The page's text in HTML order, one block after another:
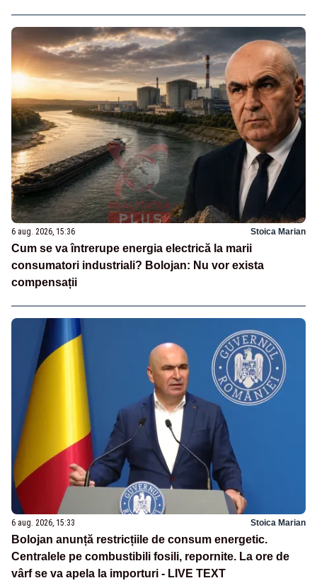
6 aug. 2026, 15:36 Stoica Marian
Cum se va întrerupe energia electrică la marii
consumatori industriali? Bolojan: Nu vor exista
compensații
6 aug. 2026, 15:33 Stoica Marian
Bolojan anunță restricțiile de consum energetic.
Centralele pe combustibili fosili, repornite. La ore de
vârf se va apela la importuri - LIVE TEXT